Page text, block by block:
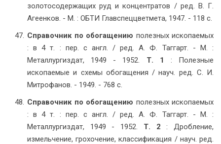
золотосодержащих руд и концентратов / ред. В. Г.
Агеенков. - М. : ОБТИ Главспеццветмета, 1947. - 118 с.
Справочник по обогащению полезных ископаемых
: в 4 т. : пер. с англ. / ред. А. Ф. Таггарт. - М. :
Металлургиздат, 1949 - 1952. Т. 1
: Полезные
ископаемые и схемы обогащения / науч. ред. С. И.
Митрофанов. - 1949. - 768 с.
Справочник по обогащению полезных ископаемых
: в 4 т. : пер. с англ. / ред. А. Ф. Таггарт. - М. :
Металлургиздат, 1949 - 1952. Т. 2 : Дробление,
измельчение, грохочение, классификация / науч. ред.